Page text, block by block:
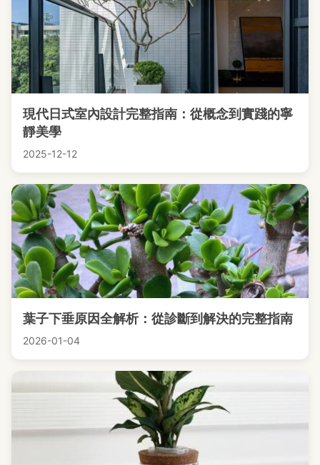
現代日式室內設計完整指南：從概念到實踐的寧
靜美學
2025-12-12
葉子下垂原因全解析：從診斷到解決的完整指南
2026-01-04